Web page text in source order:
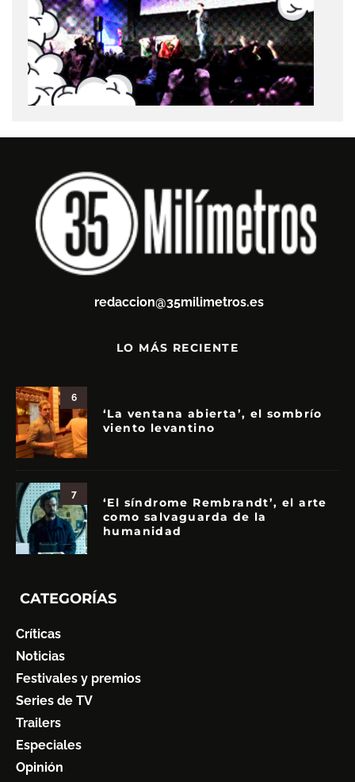
redaccion@35milimetros.es
LO MÁS RECIENTE
6
‘La ventana abierta’, el sombrío
viento levantino
7
‘El síndrome Rembrandt’, el arte
como salvaguarda de la
humanidad
CATEGORÍAS
Críticas
Noticias
Festivales y premios
Series de TV
Trailers
Especiales
Opinión